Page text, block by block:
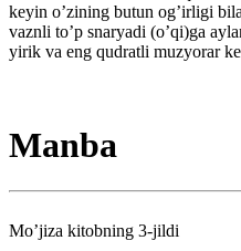
keyin o’zining butun og’irligi
vaznli to’p snaryadi (o’qi)ga
yirik va eng qudratli muzyorar
Manba
Mo’jiza kitobning 3-jildi